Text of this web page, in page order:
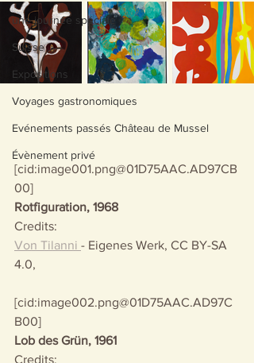
une journée spéciale
Suisse
Expositions
Voyages gastronomiques
Evénements passés Château de Mussel
Évènement privé
[cid:image001.png@01D75AAC.AD97CB
00]
Rotfiguration, 1968
Credits:
Von Tilanni - Eigenes Werk, CC BY-SA
4.0,
[cid:image002.png@01D75AAC.AD97C
B00]
Lob des Grün, 1961
Credits: